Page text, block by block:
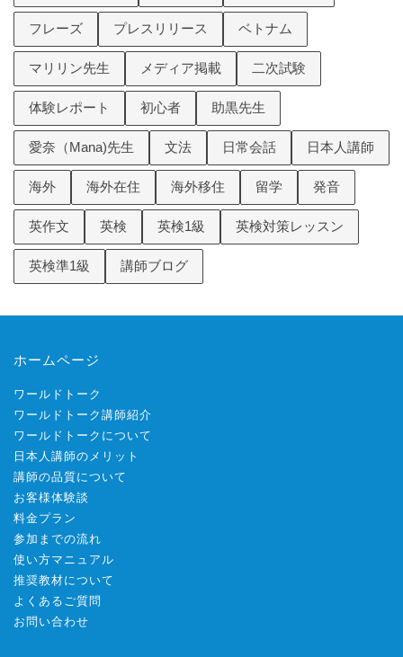
フレーズ プレスリリース ベトナム
マリリン先生 メディア掲載 二次試験
体験レポート 初心者 助黒先生
愛奈（Mana)先生 文法 日常会話 日本人講師
海外 海外在住 海外移住 留学 発音
英作文 英検 英検1級 英検対策レッスン
英検準1級 講師ブログ
ホームページ
ワールドトーク
ワールドトーク講師紹介
ワールドトークについて
日本人講師のメリット
講師の品質について
お客様体験談
料金プラン
参加までの流れ
使い方マニュアル
推奨教材について
よくあるご質問
お問い合わせ